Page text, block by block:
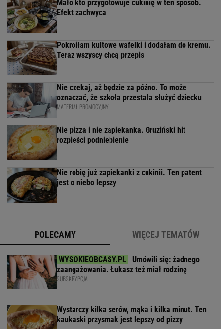
Mało kto przygotowuje cukinię w ten sposób.
Efekt zachwyca
Pokroiłam kultowe wafelki i dodałam do kremu.
Teraz wszyscy chcą przepis
Nie czekaj, aż będzie za późno. To może
oznaczać, że szkoła przestała służyć dziecku
MATERIAŁ PROMOCYJNY
Nie pizza i nie zapiekanka. Gruziński hit
rozpieści podniebienie
Nie robię już zapiekanki z cukinii. Ten patent
jest o niebo lepszy
POLECAMY WIĘCEJ TEMATÓW
Umówili się: żadnego
zaangażowania. Łukasz też miał rodzinę
SUBSKRYPCJA
Wystarczy kilka serów, mąka i kilka minut. Ten
kaukaski przysmak jest lepszy od pizzy